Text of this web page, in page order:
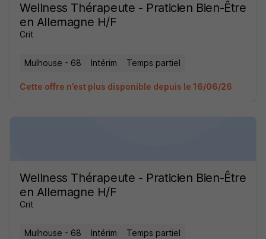
Wellness Thérapeute - Praticien Bien-Être
en Allemagne H/F
Crit
Mulhouse - 68 Intérim Temps partiel
Cette offre n’est plus disponible depuis le 16/06/26
Wellness Thérapeute - Praticien Bien-Être
en Allemagne H/F
Crit
Mulhouse - 68 Intérim Temps partiel